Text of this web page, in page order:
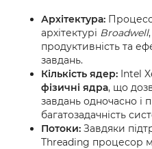
Архітектура:
архітектурі Broadwell
продуктивність та
завдань.
Кількість ядер: Intel
фізичні ядра, що
завдань одночасно і
багатозадачність
Потоки: Завдяки
Threading процесор